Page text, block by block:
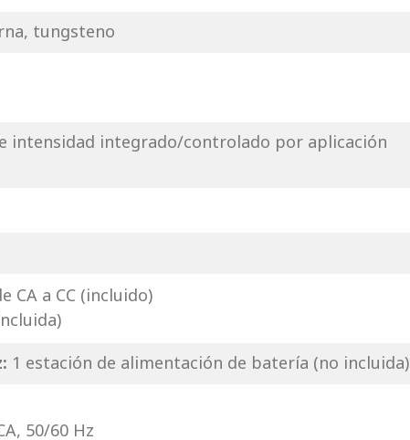
tungsteno
intensidad integrado/controlado por aplicación
CA a CC (incluido)
1 estación de alimentación de batería (no incluida)
50/60 Hz